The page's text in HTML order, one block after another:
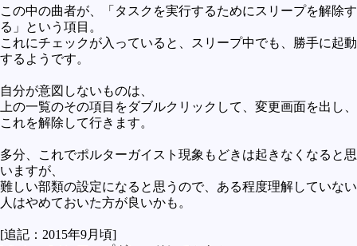
この中の曲者が、「タスクを実行するためにスリープを解除す
る」という項目。
これにチェックが入っていると、スリープ中でも、勝手に起動
するようです。
自分が意図しないものは、
上の一覧のその項目をダブルクリックして、変更画面を出し、
これを解除して行きます。
多分、これでポルターガイスト現象もどきは起きなくなると思
いますが、
難しい部類の設定になると思うので、ある程度理解していない
人はやめておいた方が良いかも。
[追記：2015年9月頃]